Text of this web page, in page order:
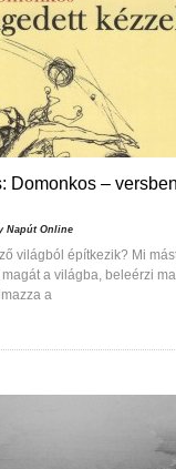
Domonkos – versben
Napút Online
világból építkezik? Mi
a világba, beleérzi
a
Káplán Géza: Erotikai